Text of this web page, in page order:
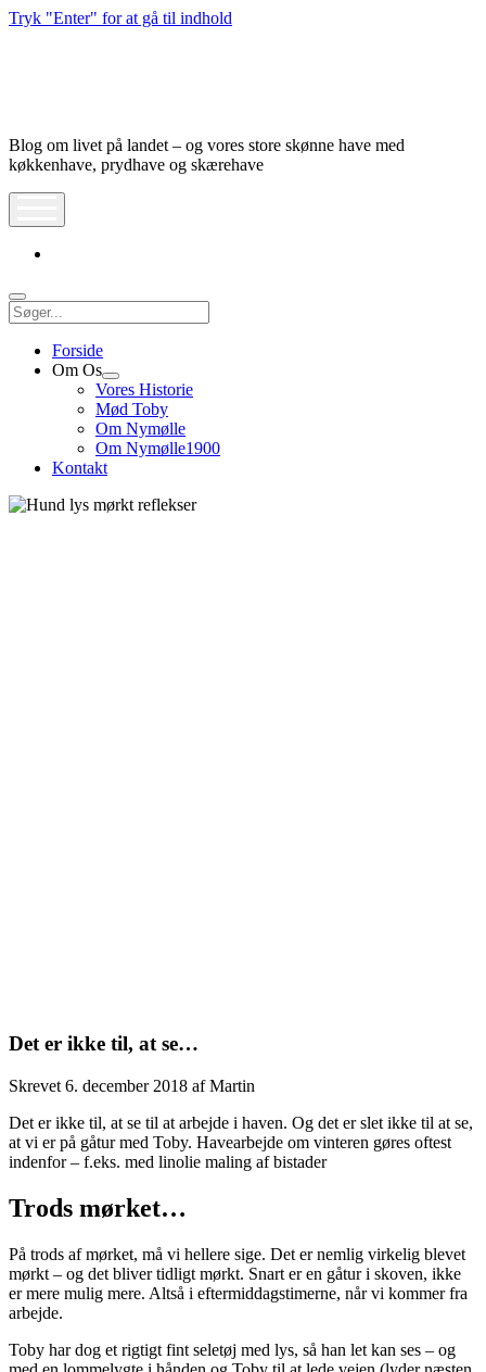
Tryk "Enter" for at gå til indhold
Blog om livet på landet – og vores store skønne have med
køkkenhave, prydhave og skærehave
Søg
Forside
Om Os
Åbn
dropdown
meny
Vores Historie
Mød Toby
Om Nymølle
Om Nymølle1900
Kontakt
Det er ikke til, at se…
Skrevet 6. december 2018 afMartin
Det er ikke til, at se til at arbejde i haven. Og det er slet ikke til at se,
at vi er på gåtur med Toby. Havearbejde om vinteren gøres oftest
indenfor – f.eks. med linolie maling af bistader
Trods mørket…
På trods af mørket, må vi hellere sige. Det er nemlig virkelig blevet
mørkt – og det bliver tidligt mørkt. Snart er en gåtur i skoven, ikke
er mere mulig mere. Altså i eftermiddagstimerne, når vi kommer fra
arbejde.
Toby har dog et rigtigt fint seletøj med lys, så han let kan ses – og